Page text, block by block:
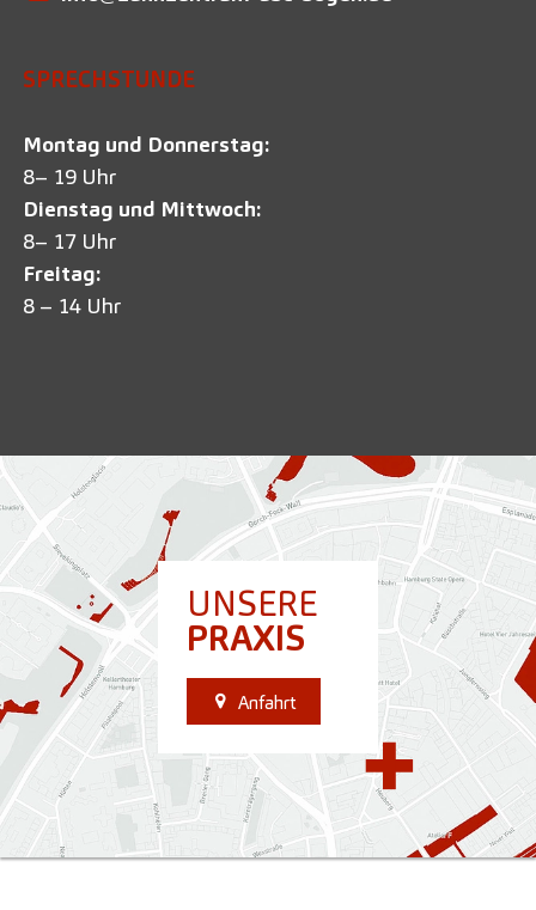
UNSERE
PRAXIS
Anfahrt
SPRECHSTUNDE
Montag und Donnerstag:
8– 19 Uhr
Dienstag und Mittwoch:
8– 17 Uhr
Freitag:
8 – 14 Uhr